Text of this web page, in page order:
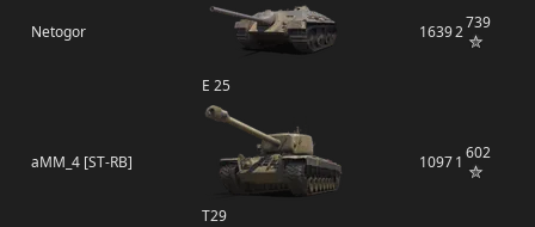
Netogor
E 25
16392739
aMM_4 [ST-RB]
T29
10971 602